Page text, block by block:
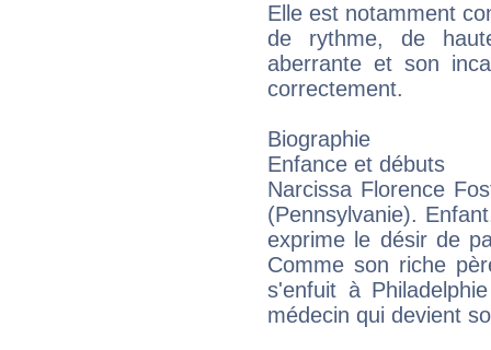
Elle est notamment
de rythme, de
aberrante et son
correctement.
Biographie
Enfance et débuts
Narcissa Florence
(Pennsylvanie).
exprime le désir de
Comme son riche
s'enfuit à
médecin qui devient